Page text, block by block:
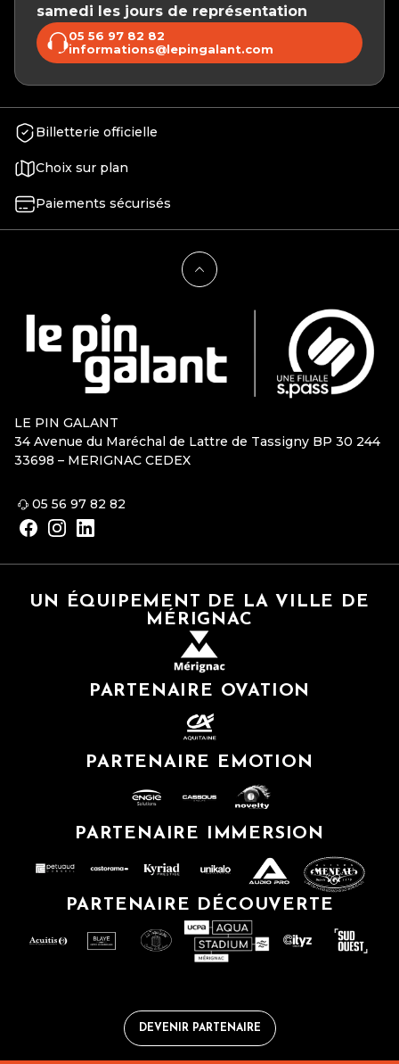
samedi les jours de représentation
05 56 97 82 82
informations@lepingalant.com
Billetterie officielle
Choix sur plan
Paiements sécurisés
LE PIN GALANT
34 Avenue du Maréchal de Lattre de Tassigny BP 30 244
33698 – MERIGNAC CEDEX
05 56 97 82 82
UN ÉQUIPEMENT DE LA VILLE DE
MÉRIGNAC
PARTENAIRE OVATION
PARTENAIRE EMOTION
PARTENAIRE IMMERSION
PARTENAIRE DÉCOUVERTE
DEVENIR PARTENAIRE